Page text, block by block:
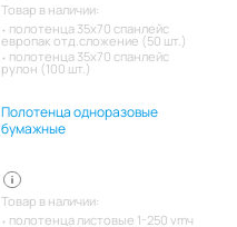
Товар в наличии:
полотенца 35х70 спанлейс
европак отд.сложение (50 шт.)
полотенца 35х70 спанлейс
рулон (100 шт.)
Полотенца одноразовые
бумажные
Товар в наличии:
полотенца листовые 1-250 vmч